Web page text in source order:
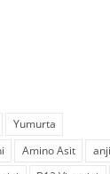
Yumurta
Amino Asit